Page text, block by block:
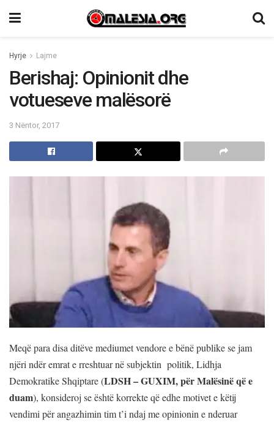
Hyrje Lajme
Berishaj: Opinionit dhe
votueseve malësorë
3 Nëntor, 2017
Meqë para disa ditëve mediumet vendore e bënë publike se jam
njëri ndër emrat e rreshtuar në subjektin politik, Lidhja
Demokratike Shqiptare (LDSH – GUXIM, për Malësinë që e
duam), konsideroj se është korrekte që edhe motivet e këtij
vendimi për angazhimin tim t’i ndaj me opinionin e nderuar